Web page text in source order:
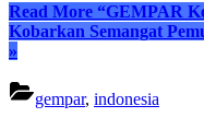
Read More “GEMPAR
Kobarkan Semangat
»
gempar, indonesia